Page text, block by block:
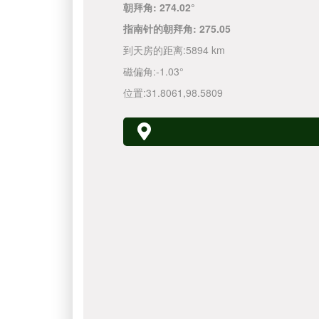
朝拜角: 274.02°
指南针的朝拜角: 275.05
到天房的距离:5894 km
磁偏角:-1.03°
位置:31.8061 ,98.5809